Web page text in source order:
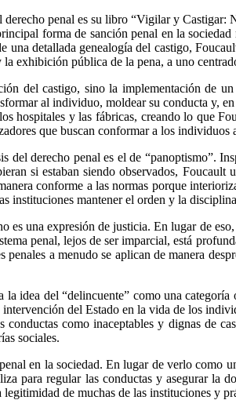
Twitter
Whatsapp
Linkedin
penal es su libro “Vigilar y
forma de sanción penal en la
una detallada genealogía del castigo,
exhibición pública de la pena, a uno
del castigo, sino la implementación
al individuo, moldear su conducta y,
hospitales y las fábricas, creando lo que
que buscan conformar a los individuos
derecho penal es el de “panoptismo”.
si estaban siendo observados,
conforme a las normas porque
instituciones mantener el orden y la
es una expresión de justicia. En lugar de
penal, lejos de ser imparcial, está
a menudo se aplican de manera
idea del “delincuente” como una
del Estado en la vida de los
como inaceptables y dignas de
sociales.
en la sociedad. En lugar de verlo como
para regular las conductas y asegurar
de muchas de las instituciones y